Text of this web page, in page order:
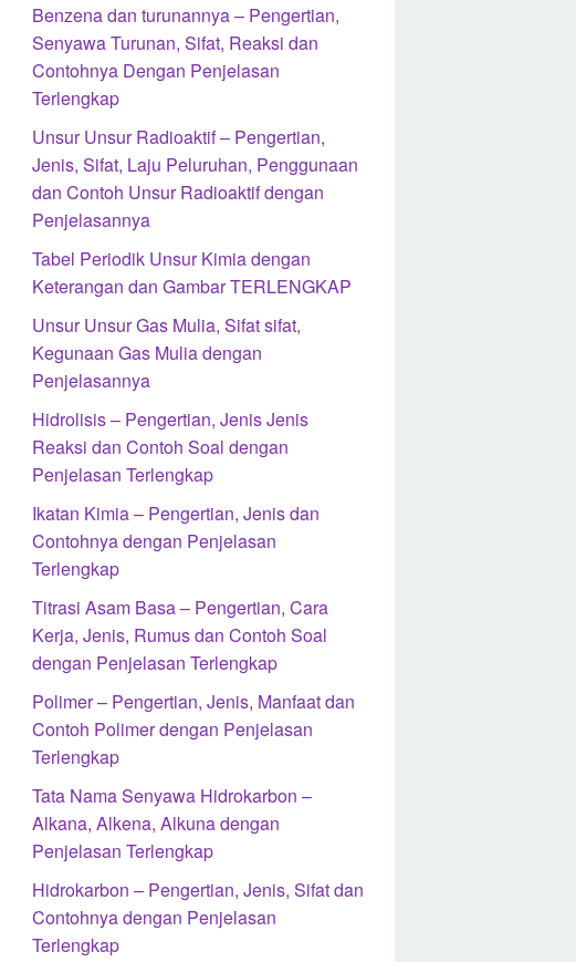
Benzena dan turunannya – Pengertian,
Senyawa Turunan, Sifat, Reaksi dan
Contohnya Dengan Penjelasan
Terlengkap
Unsur Unsur Radioaktif – Pengertian,
Jenis, Sifat, Laju Peluruhan, Penggunaan
dan Contoh Unsur Radioaktif dengan
Penjelasannya
Tabel Periodik Unsur Kimia dengan
Keterangan dan Gambar TERLENGKAP
Unsur Unsur Gas Mulia, Sifat sifat,
Kegunaan Gas Mulia dengan
Penjelasannya
Hidrolisis – Pengertian, Jenis Jenis
Reaksi dan Contoh Soal dengan
Penjelasan Terlengkap
Ikatan Kimia – Pengertian, Jenis dan
Contohnya dengan Penjelasan
Terlengkap
Titrasi Asam Basa – Pengertian, Cara
Kerja, Jenis, Rumus dan Contoh Soal
dengan Penjelasan Terlengkap
Polimer – Pengertian, Jenis, Manfaat dan
Contoh Polimer dengan Penjelasan
Terlengkap
Tata Nama Senyawa Hidrokarbon –
Alkana, Alkena, Alkuna dengan
Penjelasan Terlengkap
Hidrokarbon – Pengertian, Jenis, Sifat dan
Contohnya dengan Penjelasan
Terlengkap